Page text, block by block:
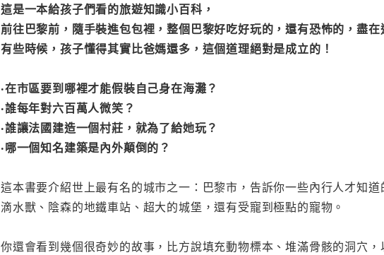
這是一本給孩子們看的旅遊知識小百科，
前往巴黎前，隨手裝進包包裡，整個巴黎好吃好玩的，還有恐怖的，盡在
有些時候，孩子懂得其實比爸媽還多，這個道理絕對是成立的！
‧在市區要到哪裡才能假裝自己身在海灘？
‧誰每年對六百萬人微笑？
‧誰讓法國建造一個村莊，就為了給她玩？
‧哪一個知名建築是內外顛倒的？
這本書要介紹世上最有名的城市之一：巴黎市，告訴你一些內行人才知
滴水獸、陰森的地鐵車站、超大的城堡，還有受寵到極點的寵物。
你還會看到幾個很奇妙的故事，比方說填充動物標本、堆滿骨骸的洞穴